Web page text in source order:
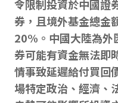
令限制投資於中國證
券，且境外基金總金
20%。中國大陸為外
券可能有資金無法即
情事致延遲給付買回
場特定政治、經濟、